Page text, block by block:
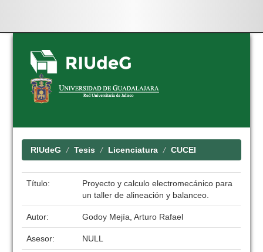
Skip
navigation
RIUdeG Tesis Licenciatura CUCEI
Título:
Proyecto y calculo electromecánico para
un taller de alineación y balanceo.
Autor: Godoy Mejía, Arturo Rafael
Asesor: NULL